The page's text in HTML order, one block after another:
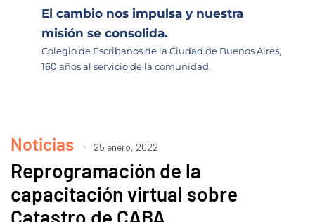
El cambio nos impulsa y nuestra
misión se consolida.
Colegio de Escribanos de la Ciudad de Buenos Aires,
160 años al servicio de la comunidad.
Noticias 25 enero, 2022
Reprogramación de la
capacitación virtual sobre
Catastro de CABA